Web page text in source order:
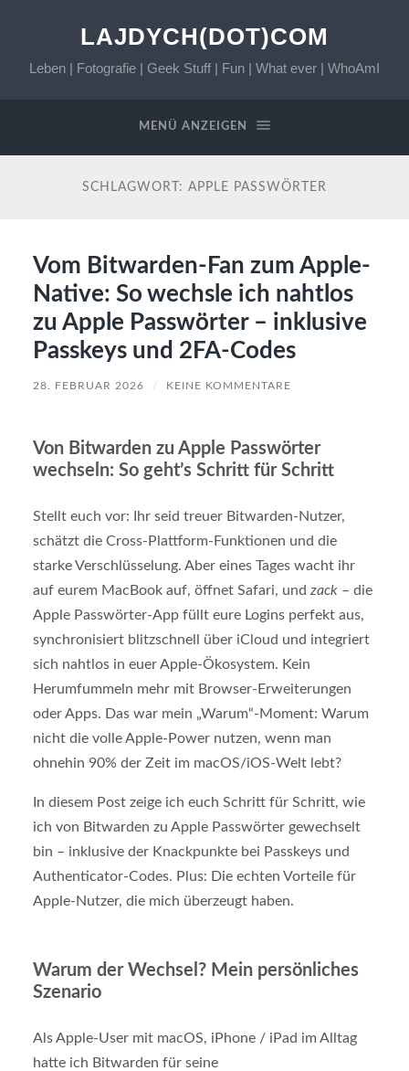
LAJDYCH(DOT)COM
Leben | Fotografie | Geek Stuff | Fun | What ever | WhoAmI
MENÜ ANZEIGEN
SCHLAGWORT: APPLE PASSWÖRTER
Vom Bitwarden-Fan zum Apple-
Native: So wechsle ich nahtlos
zu Apple Passwörter – inklusive
Passkeys und 2FA-Codes
28. FEBRUAR 2026 / KEINE KOMMENTARE
Von Bitwarden zu Apple Passwörter
wechseln: So geht’s Schritt für Schritt
Stellt euch vor: Ihr seid treuer Bitwarden-Nutzer,
schätzt die Cross-Plattform-Funktionen und die
starke Verschlüsselung. Aber eines Tages wacht ihr
auf eurem MacBook auf, öffnet Safari, und zack– die
Apple Passwörter-App füllt eure Logins perfekt aus,
synchronisiert blitzschnell über iCloud und integriert
sich nahtlos in euer Apple-Ökosystem. Kein
Herumfummeln mehr mit Browser-Erweiterungen
oder Apps. Das war mein „Warum“-Moment: Warum
nicht die volle Apple-Power nutzen, wenn man
ohnehin 90% der Zeit im macOS/iOS-Welt lebt?
In diesem Post zeige ich euch Schritt für Schritt, wie
ich von Bitwarden zu Apple Passwörter gewechselt
bin – inklusive der Knackpunkte bei Passkeys und
Authenticator-Codes. Plus: Die echten Vorteile für
Apple-Nutzer, die mich überzeugt haben.
Warum der Wechsel? Mein persönliches
Szenario
Als Apple-User mit macOS, iPhone / iPad im Alltag
hatte ich Bitwarden für seine